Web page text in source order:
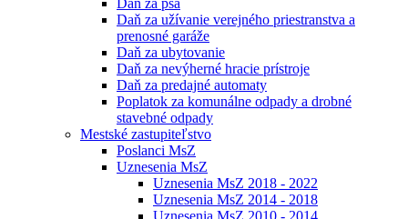
Daň za psa
Daň za užívanie verejného priestranstva a
prenosné garáže
Daň za ubytovanie
Daň za nevýherné hracie prístroje
Daň za predajné automaty
Poplatok za komunálne odpady a drobné
stavebné odpady
Mestské zastupiteľstvo
Poslanci MsZ
Uznesenia MsZ
Uznesenia MsZ 2018 - 2022
Uznesenia MsZ 2014 - 2018
Uznesenia MsZ 2010 - 2014